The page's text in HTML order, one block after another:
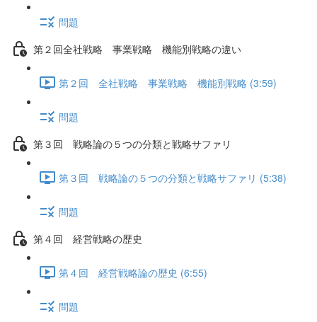
問題
第２回全社戦略 事業戦略 機能別戦略の違い
第２回 全社戦略 事業戦略 機能別戦略 (3:59)
問題
第３回 戦略論の５つの分類と戦略サファリ
第３回 戦略論の５つの分類と戦略サファリ (5:38)
問題
第４回 経営戦略の歴史
第４回 経営戦略論の歴史 (6:55)
問題